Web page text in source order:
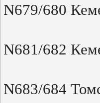
N679/680
N681/682
N683/684